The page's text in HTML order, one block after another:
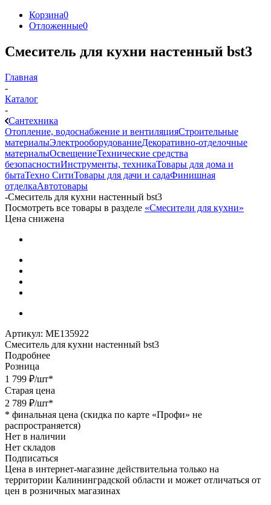
Корзина0
Отложенные0
Смеситель для кухни настенный bst3
Главная
-
Каталог
-
Сантехника
Отопление, водоснабжение и вентиляцияСтроительные
материалыЭлектрооборудованиеДекоративно-отделочные
материалыОсвещениеТехнические средства
безопасностиИнструменты, техникаТовары для дома и
бытаТехно СитиТовары для дачи и садаФинишная
отделкаАвтотовары
-Смеситель для кухни настенный bst3
Посмотреть все товары в разделе «Смесители для кухни»
Цена снижена
Артикул: МЕ135922
Смеситель для кухни настенный bst3
Подробнее
Розница
1 799 ₽/шт*
Старая цена
2 789 ₽/шт*
* финальная цена (скидка по карте «Профи» не
распространяется)
Нет в наличии
Нет складов
Подписаться
Цена в интернет-магазине действительна только на
территории Калининградской области и может отличаться от
цен в розничных магазинах